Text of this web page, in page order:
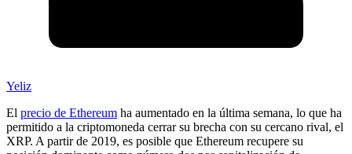
Yeliz
El precio de Ethereum ha aumentado en la última semana, lo que ha
permitido a la criptomoneda cerrar su brecha con su cercano rival, el
XRP. A partir de 2019, es posible que Ethereum recupere su